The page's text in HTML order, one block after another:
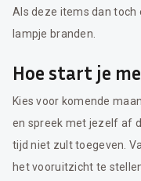
Als deze items dan toch
lampje branden.
Hoe start je
Kies voor komende
en spreek met jezelf af
tijd niet zult toegeven.
het vooruitzicht te